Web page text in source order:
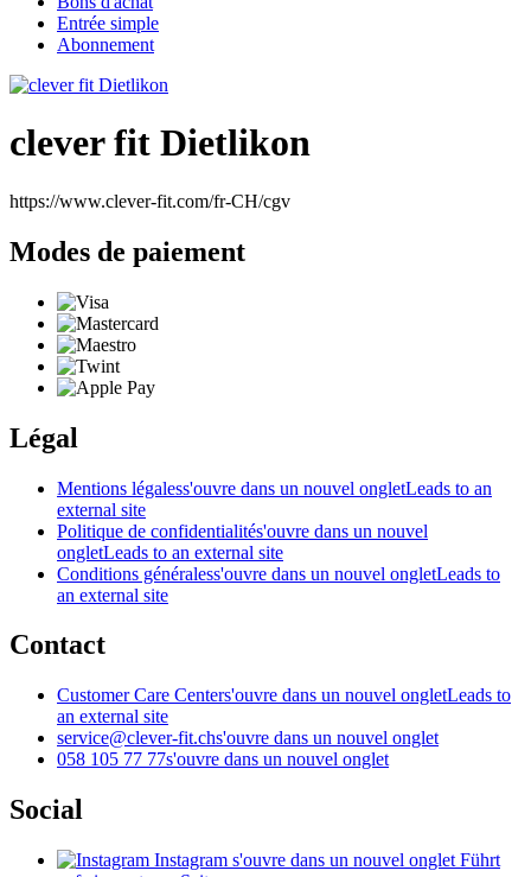
Entrée simple
Abonnement
clever fit Dietlikon
https://www.clever-fit.com/fr-CH/cgv
Modes de paiement
Légal
Mentions légaless'ouvre dans un nouvel ongletLeads to an
external site
Politique de confidentialités'ouvre dans un nouvel
ongletLeads to an external site
Conditions généraless'ouvre dans un nouvel ongletLeads to
an external site
Contact
Customer Care Centers'ouvre dans un nouvel ongletLeads to
an external site
service@clever-fit.chs'ouvre dans un nouvel onglet
058 105 77 77s'ouvre dans un nouvel onglet
Social
Instagram s'ouvre dans un nouvel onglet Führt